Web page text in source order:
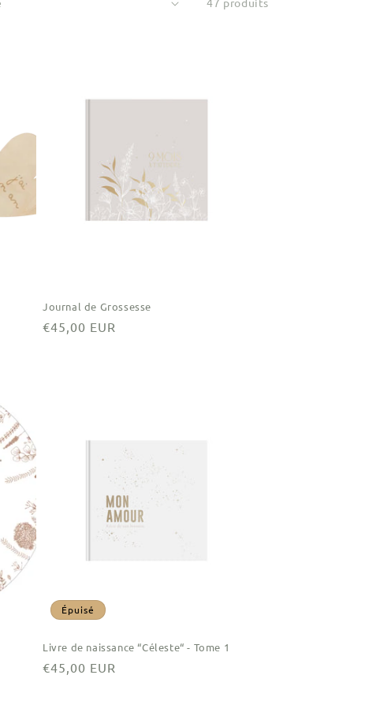
Journal de Grossesse
Prix
€45,00 EUR
Épuisé
Livre de naissance “Céleste“ - Tome 1
Prix
€45,00 EUR